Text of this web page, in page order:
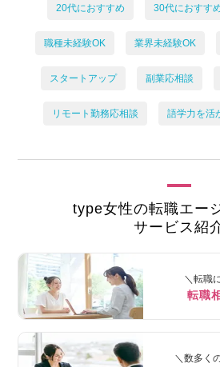
20代におすすめ 30代におすす
職種未経験OK 業界未経験OK
スタートアップ 副業応相談
リモート勤務応相談 語学力を活
type女性の転職エー
サービス紹
＼転職
転職
＼数多く